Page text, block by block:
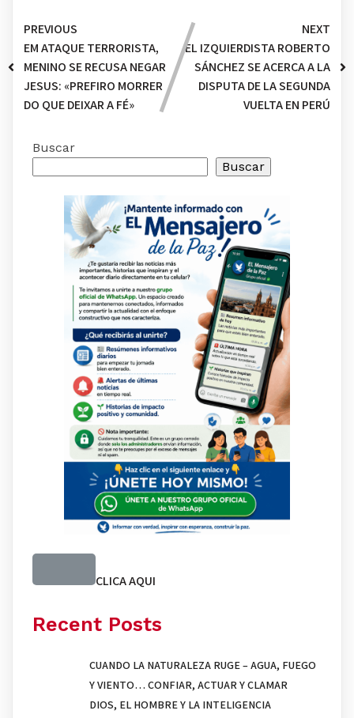
PREVIOUS
EM ATAQUE TERRORISTA,
MENINO SE RECUSA NEGAR
JESUS: «PREFIRO MORRER
DO QUE DEIXAR A FÉ»
NEXT
EL IZQUIERDISTA ROBERTO
SÁNCHEZ SE ACERCA A LA
DISPUTA DE LA SEGUNDA
VUELTA EN PERÚ
Buscar
Buscar
CLICA AQUI
Recent Posts
CUANDO LA NATURALEZA RUGE – AGUA, FUEGO
Y VIENTO… CONFIAR, ACTUAR Y CLAMAR
DIOS, EL HOMBRE Y LA INTELIGENCIA